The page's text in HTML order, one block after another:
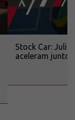
Stock Car:
aceleram